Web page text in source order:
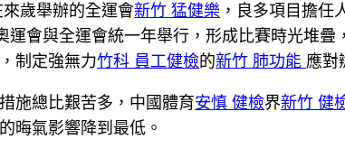
來歲舉辦的全運會新竹 猛健樂 ，良多項目擔任
運會與全運會統一年舉行，形成比賽時光堆
制定強無力竹科 員工健檢的新竹 肺功能 應對
施總比艱苦多，中國體育安慎 健檢界新竹 健
晦氣影響降到最低。